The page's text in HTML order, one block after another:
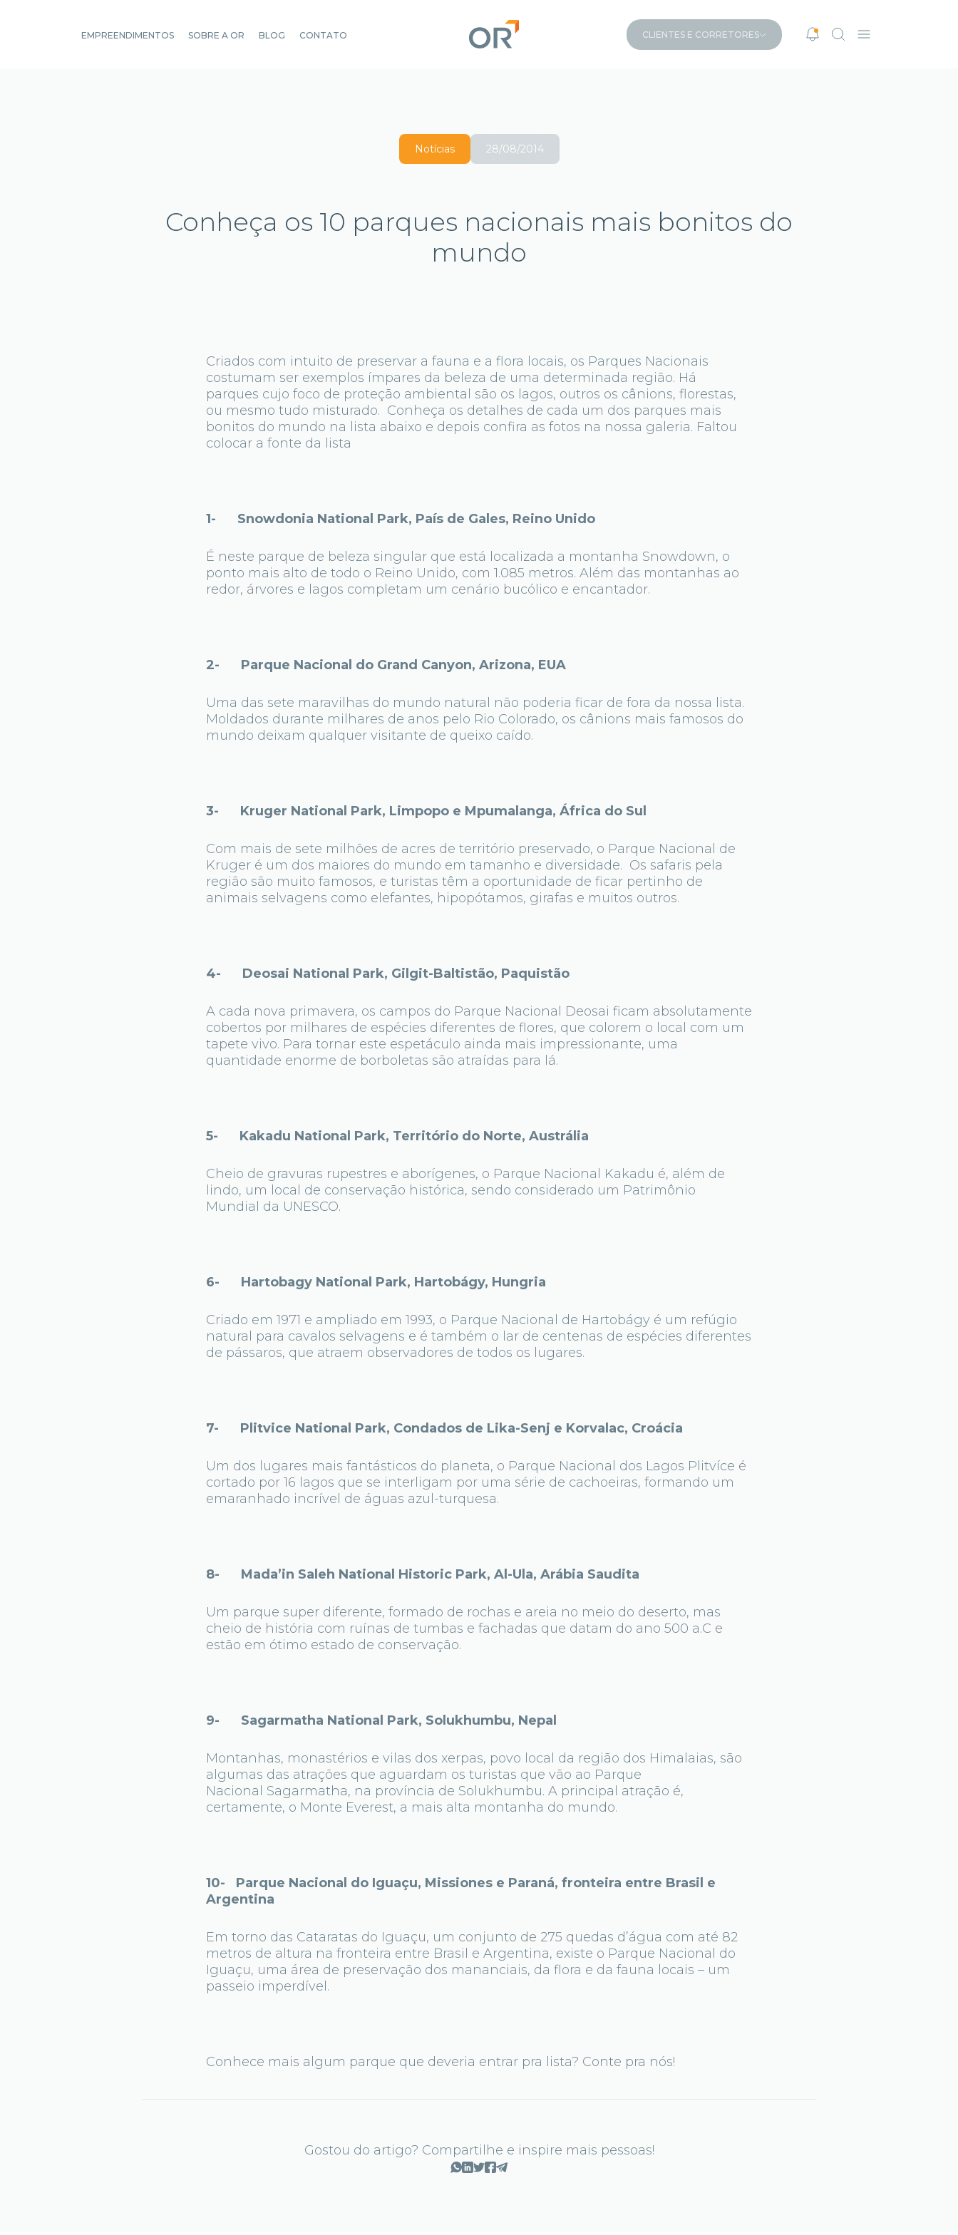
EMPREENDIMENTOS SOBRE A OR BLOG CONTATO CLIENTES E CORRETORES
Notícias 28/08/2014
Conheça os 10 parques nacionais mais bonitos do
mundo
Criados com intuito de preservar a fauna e a flora locais, os Parques Nacionais
costumam ser exemplos ímpares da beleza de uma determinada região. Há
parques cujo foco de proteção ambiental são os lagos, outros os cânions, florestas,
ou mesmo tudo misturado. Conheça os detalhes de cada um dos parques mais
bonitos do mundo na lista abaixo e depois confira as fotos na nossa galeria. Faltou
colocar a fonte da lista
1- Snowdonia National Park, País de Gales, Reino Unido
É neste parque de beleza singular que está localizada a montanha Snowdown, o
ponto mais alto de todo o Reino Unido, com 1.085 metros. Além das montanhas ao
redor, árvores e lagos completam um cenário bucólico e encantador.
2- Parque Nacional do Grand Canyon, Arizona, EUA
Uma das sete maravilhas do mundo natural não poderia ficar de fora da nossa lista.
Moldados durante milhares de anos pelo Rio Colorado, os cânions mais famosos do
mundo deixam qualquer visitante de queixo caído.
3- Kruger National Park, Limpopo e Mpumalanga, África do Sul
Com mais de sete milhões de acres de território preservado, o Parque Nacional de
Kruger é um dos maiores do mundo em tamanho e diversidade. Os safaris pela
região são muito famosos, e turistas têm a oportunidade de ficar pertinho de
animais selvagens como elefantes, hipopótamos, girafas e muitos outros.
4- Deosai National Park, Gilgit-Baltistão, Paquistão
A cada nova primavera, os campos do Parque Nacional Deosai ficam absolutamente
cobertos por milhares de espécies diferentes de flores, que colorem o local com um
tapete vivo. Para tornar este espetáculo ainda mais impressionante, uma
quantidade enorme de borboletas são atraídas para lá.
5- Kakadu National Park, Território do Norte, Austrália
Cheio de gravuras rupestres e aborígenes, o Parque Nacional Kakadu é, além de
lindo, um local de conservação histórica, sendo considerado um Patrimônio
Mundial da UNESCO.
6- Hartobagy National Park, Hartobágy, Hungria
Criado em 1971 e ampliado em 1993, o Parque Nacional de Hartobágy é um refúgio
natural para cavalos selvagens e é também o lar de centenas de espécies diferentes
de pássaros, que atraem observadores de todos os lugares.
7- Plitvice National Park, Condados de Lika-Senj e Korvalac, Croácia
Um dos lugares mais fantásticos do planeta, o Parque Nacional dos Lagos Plitvíce é
cortado por 16 lagos que se interligam por uma série de cachoeiras, formando um
emaranhado incrível de águas azul-turquesa.
8- Mada’in Saleh National Historic Park, Al-Ula, Arábia Saudita
Um parque super diferente, formado de rochas e areia no meio do deserto, mas
cheio de história com ruínas de tumbas e fachadas que datam do ano 500 a.C e
estão em ótimo estado de conservação.
9- Sagarmatha National Park, Solukhumbu, Nepal
Montanhas, monastérios e vilas dos xerpas, povo local da região dos Himalaias, são
algumas das atrações que aguardam os turistas que vão ao Parque
Nacional Sagarmatha, na província de Solukhumbu. A principal atração é,
certamente, o Monte Everest, a mais alta montanha do mundo.
10- Parque Nacional do Iguaçu, Missiones e Paraná, fronteira entre Brasil e
Argentina
Em torno das Cataratas do Iguaçu, um conjunto de 275 quedas d’água com até 82
metros de altura na fronteira entre Brasil e Argentina, existe o Parque Nacional do
Iguaçu, uma área de preservação dos mananciais, da flora e da fauna locais – um
passeio imperdível.
Conhece mais algum parque que deveria entrar pra lista? Conte pra nós!
Gostou do artigo? Compartilhe e inspire mais pessoas!